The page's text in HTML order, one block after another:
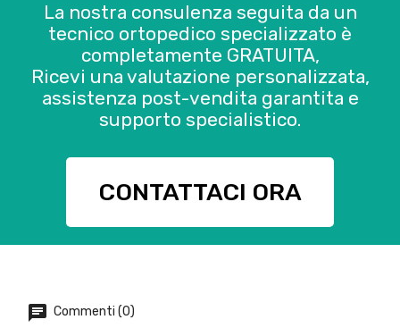
La nostra consulenza seguita da un
tecnico ortopedico specializzato è
completamente GRATUITA,
Ricevi una valutazione personalizzata,
assistenza post-vendita garantita e
supporto specialistico.
CONTATTACI ORA
Commenti (0)